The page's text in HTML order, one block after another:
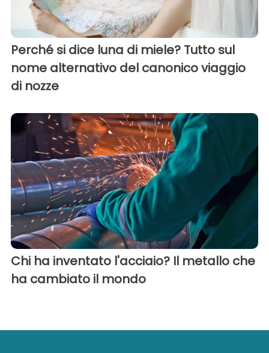
Perché si dice luna di miele? Tutto sul
nome alternativo del canonico viaggio
di nozze
Chi ha inventato l'acciaio? Il metallo che
ha cambiato il mondo